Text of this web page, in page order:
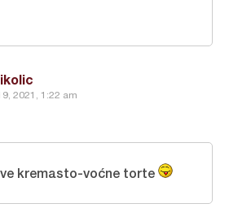
2021, 1:22 am
kremasto-voćne torte